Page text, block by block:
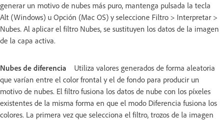
generar un motivo de nubes más puro, mantenga pulsada la tecla
Alt (Windows) u Opción (Mac OS) y seleccione Filtro > Interpretar >
Nubes. Al aplicar el filtro Nubes, se sustituyen los datos de la imagen
de la capa activa.
Nubes de diferencia
Utiliza valores generados de forma aleatoria
que varían entre el color frontal y el de fondo para producir un
motivo de nubes. El filtro fusiona los datos de nube con los píxeles
existentes de la misma forma en que el modo Diferencia fusiona los
colores. La primera vez que selecciona el filtro, trozos de la imagen